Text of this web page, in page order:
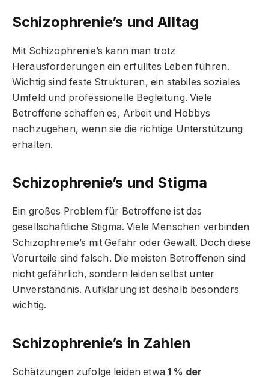
Schizophrenie’s und Alltag
Mit Schizophrenie’s kann man trotz
Herausforderungen ein erfülltes Leben führen.
Wichtig sind feste Strukturen, ein stabiles soziales
Umfeld und professionelle Begleitung. Viele
Betroffene schaffen es, Arbeit und Hobbys
nachzugehen, wenn sie die richtige Unterstützung
erhalten.
Schizophrenie’s und Stigma
Ein großes Problem für Betroffene ist das
gesellschaftliche Stigma. Viele Menschen verbinden
Schizophrenie’s mit Gefahr oder Gewalt. Doch diese
Vorurteile sind falsch. Die meisten Betroffenen sind
nicht gefährlich, sondern leiden selbst unter
Unverständnis. Aufklärung ist deshalb besonders
wichtig.
Schizophrenie’s in Zahlen
Schätzungen zufolge leiden etwa1 % der